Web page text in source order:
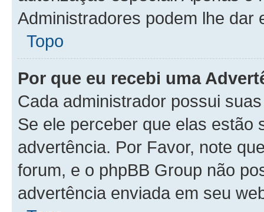
Administradores podem lhe
Topo
Por que eu recebi uma
Cada administrador possui
Se ele perceber que elas estão
advertência. Por Favor, note
forum, e o phpBB Group não
advertência enviada em seu